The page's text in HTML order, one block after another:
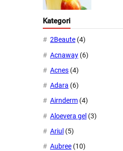
Kategori
2Beaute (4)
Acnaway (6)
Acnes (4)
Adara (6)
Airnderm (4)
Aloevera gel (3)
Ariul (5)
Aubree (10)